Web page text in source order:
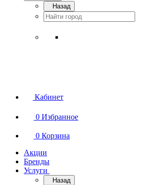
Назад
Кабинет
0 Избранное
0 Корзина
Акции
Бренды
Услуги
Назад